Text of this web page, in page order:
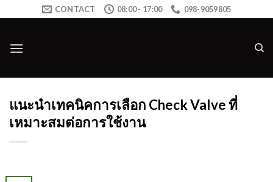
to
CONTACT 08:00 - 17:00 098-9059805
แนะนำเทคนิคการเลือก Check Valve ที่
เหมาะสมต่อการใช้งาน